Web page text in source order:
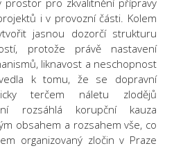
prostor pro zkvalitnění přípravy
i v provozní části. Kolem
jasnou dozorčí strukturu
protože právě nastavení
liknavost a neschopnost
k tomu, že se dopravní
terčem náletu zlodějů
rozsáhlá korupční kauza
obsahem a rozsahem vše, co
organizovaný zločin v Praze